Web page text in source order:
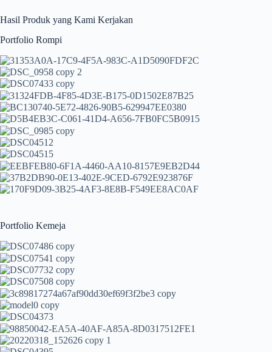
Hasil Produk yang Kami Kerjakan
Portfolio Rompi
Portfolio Kemeja